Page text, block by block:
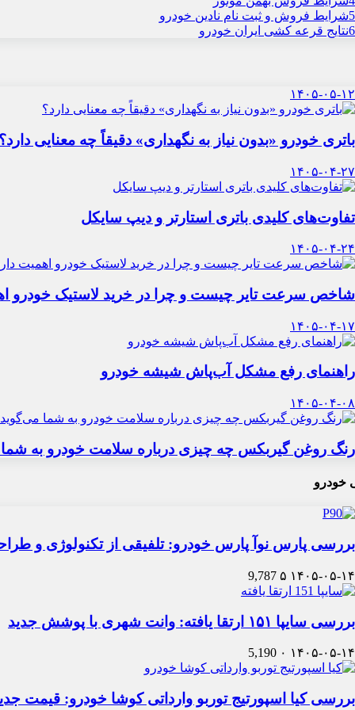
5شرایط فروش و ثبت نام نادین خودرو
6نتایج قرعه کشی ایران خودرو
۱۴۰۵-۰۵-۱۲
باتری خودرو «بدون نیاز به نگهداری» دقیقاً چه معنایی دارد؟
۱۴۰۵-۰۴-۲۷
تفاوت‌های کلیدی باتری استارتر و دیپ سایکل
۱۴۰۵-۰۴-۲۴
شاخص سرعت تایر چیست و چرا در خرید لاستیک خودرو
۱۴۰۵-۰۴-۱۷
راهنمای رفع مشکل آب‌پاش شیشه خودرو
۱۴۰۵-۰۴-۰۸
رنگ روغن گیربکس چه چیزی درباره سلامت خودرو به
خودرو
بررسی پارس نوآ پارس خودرو: تلفیقی از تکنولوژی و
۱۴۰۵-۰۵-۱۴ ۵ 9,787
بررسی سایپا ۱۵۱ ارتقا یافته: وانت شهری با پوشش جدید
۱۴۰۵-۰۵-۱۴ ۰ 5,190
بررسی کیا اسپورتیج توربو وارداتی کوشا خودرو: قیمت